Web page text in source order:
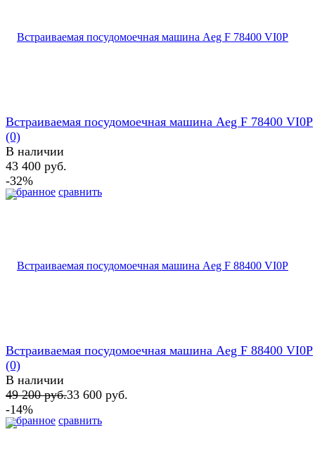
избранное сравнить
Встраиваемая посудомоечная машина Aeg F 78400 VI0P
(0)
В наличии
43 400 руб.
-32%
избранное сравнить
Встраиваемая посудомоечная машина Aeg F 88400 VI0P
(0)
В наличии
49 200 руб.33 600 руб.
-14%